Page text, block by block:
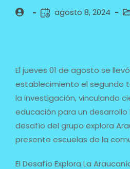
agosto 8, 2024
El jueves 01 de agosto se
establecimiento el segundo
la investigación, vinculando
educación para un
desafío del grupo explora
presente escuelas de la
El Desafío Explora La